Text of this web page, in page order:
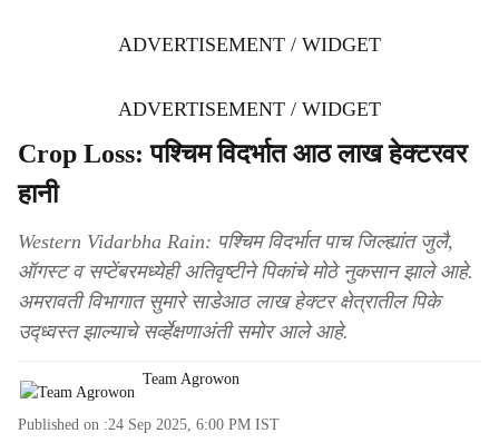
ADVERTISEMENT / WIDGET
ADVERTISEMENT / WIDGET
Crop Loss: पश्चिम विदर्भात आठ लाख हेक्टरवर
हानी
Western Vidarbha Rain: पश्चिम विदर्भात पाच जिल्ह्यांत जुलै,
ऑगस्ट व सप्टेंबरमध्येही अतिवृष्टीने पिकांचे मोठे नुकसान झाले आहे.
अमरावती विभागात सुमारे साडेआठ लाख हेक्टर क्षेत्रातील पिके
उद्ध्वस्त झाल्याचे सर्व्हेक्षणाअंती समोर आले आहे.
Team Agrowon
Published on :24 Sep 2025, 6:00 PM IST